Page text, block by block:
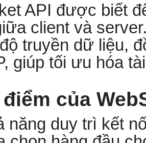
API được biết
client và
truyền dữ liệu,
giúp tối ưu hóa
của
năng duy trì kết